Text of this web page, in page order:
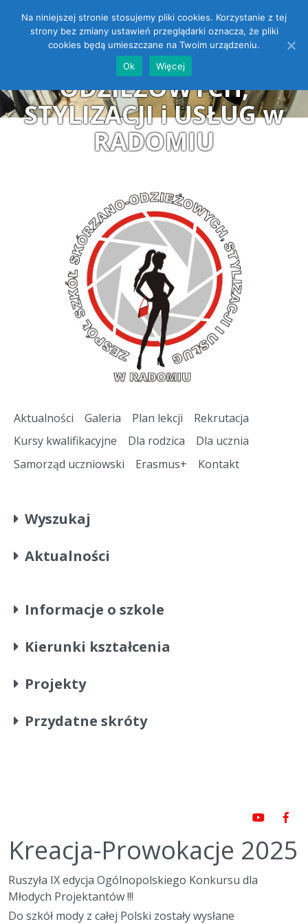
Open toolbar
ZESPÓŁ SZKÓŁ
SKÓRZANO-
ODZIEŻOWYCH,
STYLIZACJI i USŁUG w
RADOMIU
Aktualności Galeria Plan lekcji
Rekrutacja
Kursy kwalifikacyjne
Dla rodzica
Dla ucznia
Samorząd uczniowski
Erasmus+ Kontakt
Wyszukaj
Aktualności
Informacje o szkole
Kierunki kształcenia
Projekty
Przydatne skróty
Kreacja-Prowokacje 2025
Ruszyła IX edycja Ogólnopolskiego Konkursu dla
Młodych Projektantów !!!
Do szkół mody z całej Polski zostały wysłane
Na niniejszej stronie stosujemy pliki cookies. Korzystanie z tej
strony bez zmiany ustawień przeglądarki oznacza, że pliki
cookies będą umieszczane na Twoim urządzeniu.
Ok
Więcej